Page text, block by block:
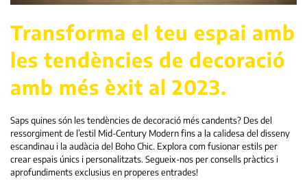
Transforma el teu espai amb
les tendències de decoració
amb més èxit al 2023.
Saps quines són les tendències de decoració més candents? Des del
ressorgiment de l’estil Mid-Century Modern fins a la calidesa del disseny
escandinau i la audàcia del Boho Chic. Explora com fusionar estils per
crear espais únics i personalitzats. Segueix-nos per consells pràctics i
aprofundiments exclusius en properes entrades!